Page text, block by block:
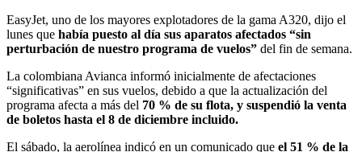
EasyJet, uno de los mayores explotadores de la gama A320, dijo el
lunes que había puesto al día sus aparatos afectados “sin
perturbación de nuestro programa de vuelos” del fin de semana.
La colombiana Avianca informó inicialmente de afectaciones
“significativas” en sus vuelos, debido a que la actualización del
programa afecta a más del 70 % de su flota, y suspendió la venta
de boletos hasta el 8 de diciembre incluido.
El sábado, la aerolínea indicó en un comunicado que el 51 % de la